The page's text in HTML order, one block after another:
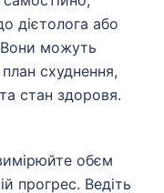
дієтолога або
Вони можуть
схуднення,
стан здоровя.
обєм
прогрес. Ведіть